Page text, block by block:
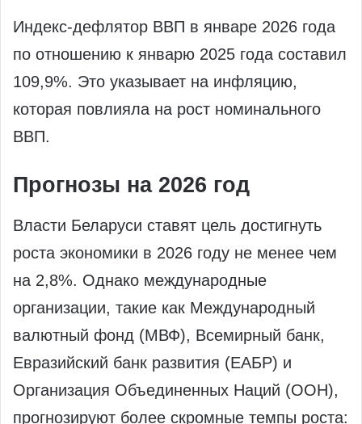
Индекс-дефлятор ВВП в январе 2026 года
по отношению к январю 2025 года составил
109,9%. Это указывает на инфляцию,
которая повлияла на рост номинального
ВВП.
Прогнозы на 2026 год
Власти Беларуси ставят цель достигнуть
роста экономики в 2026 году не менее чем
на 2,8%. Однако международные
организации, такие как Международный
валютный фонд (МВФ), Всемирный банк,
Евразийский банк развития (ЕАБР) и
Организация Объединенных Наций (ООН),
прогнозируют более скромные темпы роста: